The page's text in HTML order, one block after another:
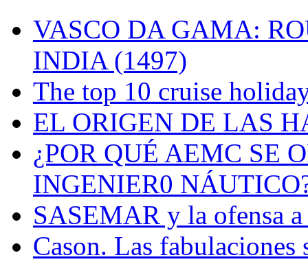
VASCO DA GAMA:
INDIA (1497)
The top 10 cruise
EL ORIGEN DE LAS
¿POR QUÉ AEMC SE
INGENIER0
SASEMAR y la ofensa a
Cason. Las fabulaciones